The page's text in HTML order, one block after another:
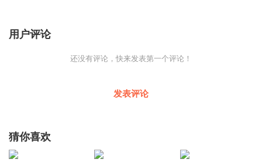
用户评论
还没有评论，快来发表第一个评论！
发表评论
猜你喜欢